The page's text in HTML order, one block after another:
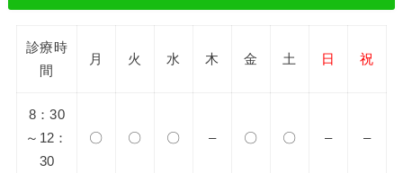
診療時
間
月 火 水 木 金 土 日 祝
8：30
～12：
30
〇 〇 〇 – 〇 〇 – –